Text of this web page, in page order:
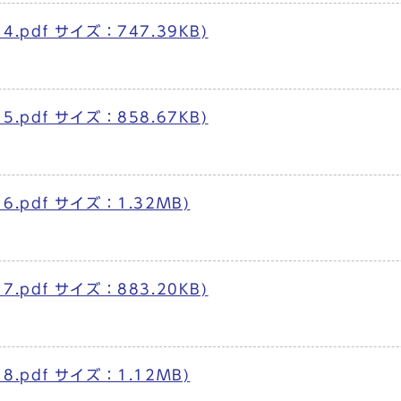
サイズ：747.39KB)
サイズ：858.67KB)
サイズ：1.32MB)
サイズ：883.20KB)
サイズ：1.12MB)